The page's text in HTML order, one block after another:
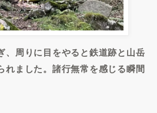
、周りに目をやると鉄道跡と山岳
れました。諸行無常を感じる瞬間